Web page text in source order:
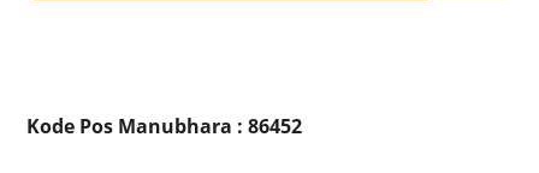
Kode Pos Manubhara : 86452